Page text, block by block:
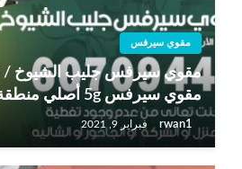
مقوي سيرفس
مقوي سيرفس 5g أصلي منطقة جليب الشيوخ
rwan1 فبراير 9, 2021